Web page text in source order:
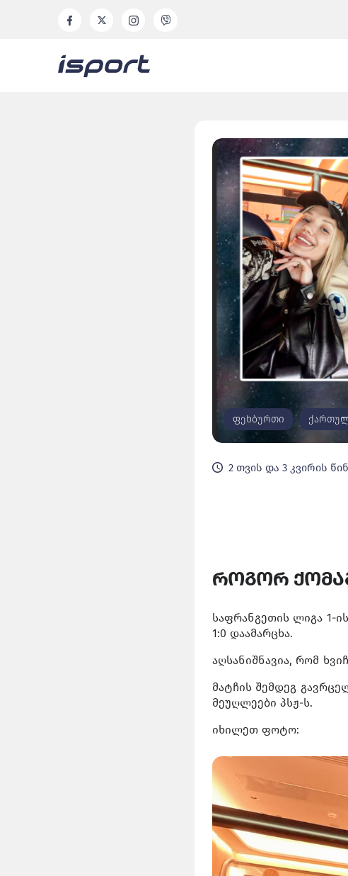
ფეხბურთი
2 თვის და 3 კვირის წინ
როგორ
საფრანგეთის ლიგა 1-
1:0 დაამარცხა.
აღსანიშნავია, რომ
მატჩის შემდეგ
მეუღლეები პსჟ-ს.
იხილეთ ფოტო: